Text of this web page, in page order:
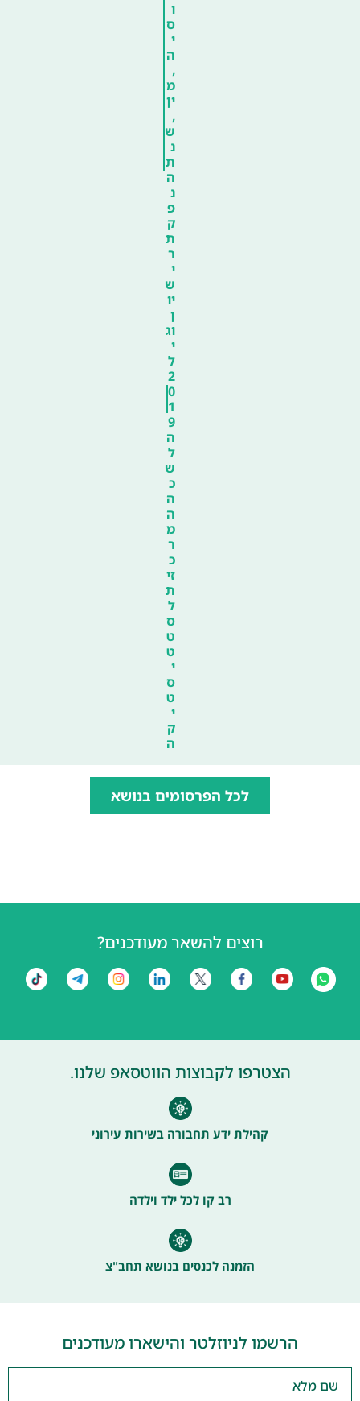
ו
ס
י
ה
,
מ
ין
,
ש
נ
ת
ה
נ
פ
ק
ת
ר
י
ש
יו
ן
וג
י
ל
2
0
1
9
ה
ל
ש
כ
ה
ה
מ
ר
כ
זי
ת
ל
ס
ט
ט
י
ס
ט
י
ק
ה
לכל הפרסומים בנושא
רוצים להשאר מעודכנים?
הצטרפו לקבוצות הווטסאפ שלנו.
קהילת ידע תחבורה בשירות עירוני
רב קו לכל ילד וילדה
הזמנה לכנסים בנושא תחב"צ
הרשמו לניוזלטר והישארו מעודכנים